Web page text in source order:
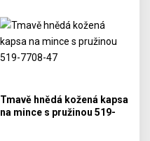
Tmavě hnědá kožená kapsa
na mince s pružinou 519-